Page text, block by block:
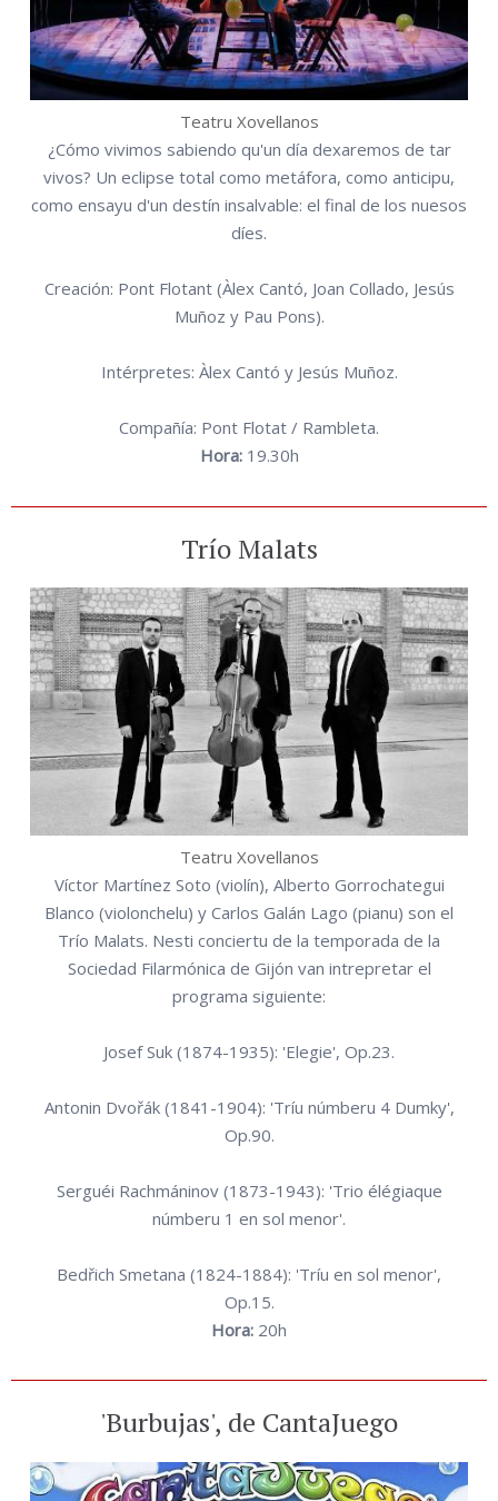
Teatru Xovellanos
¿Cómo vivimos sabiendo qu'un día dexaremos de tar
vivos? Un eclipse total como metáfora, como anticipu,
como ensayu d'un destín insalvable: el final de los nuesos
díes.
Creación: Pont Flotant (Àlex Cantó, Joan Collado, Jesús
Muñoz y Pau Pons).
Intérpretes: Àlex Cantó y Jesús Muñoz.
Compañía: Pont Flotat / Rambleta.
Hora:19.30h
Trío Malats
Teatru Xovellanos
Víctor Martínez Soto (violín), Alberto Gorrochategui
Blanco (violonchelu) y Carlos Galán Lago (pianu) son el
Trío Malats. Nesti conciertu de la temporada de la
Sociedad Filarmónica de Gijón van intrepretar el
programa siguiente:
Josef Suk (1874-1935): 'Elegie', Op.23.
Antonin Dvořák (1841-1904): 'Tríu númberu 4 Dumky',
Op.90.
Serguéi Rachmáninov (1873-1943): 'Trio élégiaque
númberu 1 en sol menor'.
Bedřich Smetana (1824-1884): 'Tríu en sol menor',
Op.15.
Hora: 20h
'Burbujas', de CantaJuego